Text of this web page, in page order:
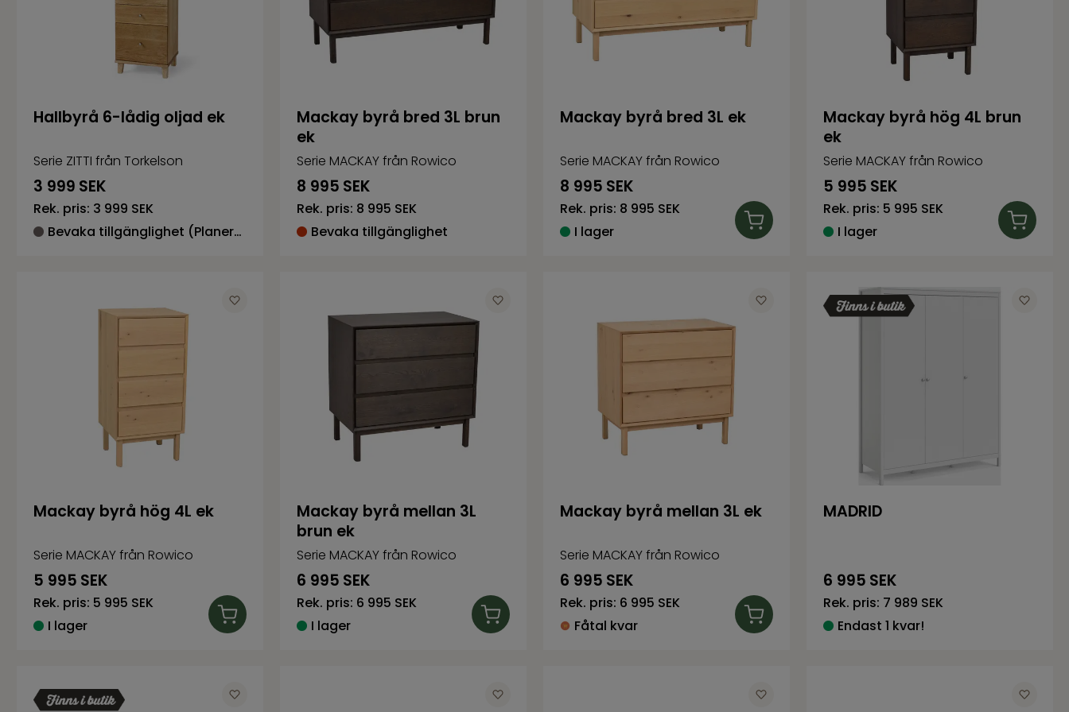
Hallbyrå 6-lådig oljad ek
Serie ZITTI från Torkelson
3 999 SEK
Rek. pris: 3 999 SEK
Bevaka tillgänglighet (Planerad återkomst 2026-07-06)
Mackay byrå bred 3L brun
ek
Serie MACKAY från Rowico
8 995 SEK
Rek. pris: 8 995 SEK
Bevaka tillgänglighet
Mackay byrå bred 3L ek
Serie MACKAY från Rowico
8 995 SEK
Rek. pris: 8 995 SEK
I lager
Mackay byrå hög 4L brun
ek
Serie MACKAY från Rowico
5 995 SEK
Rek. pris: 5 995 SEK
I lager
Mackay byrå hög 4L ek
Serie MACKAY från Rowico
5 995 SEK
Rek. pris: 5 995 SEK
I lager
Mackay byrå mellan 3L
brun ek
Serie MACKAY från Rowico
6 995 SEK
Rek. pris: 6 995 SEK
I lager
Mackay byrå mellan 3L ek
Serie MACKAY från Rowico
6 995 SEK
Rek. pris: 6 995 SEK
Fåtal kvar
MADRID
6 995 SEK
Rek. pris: 7 989 SEK
Endast 1 kvar!